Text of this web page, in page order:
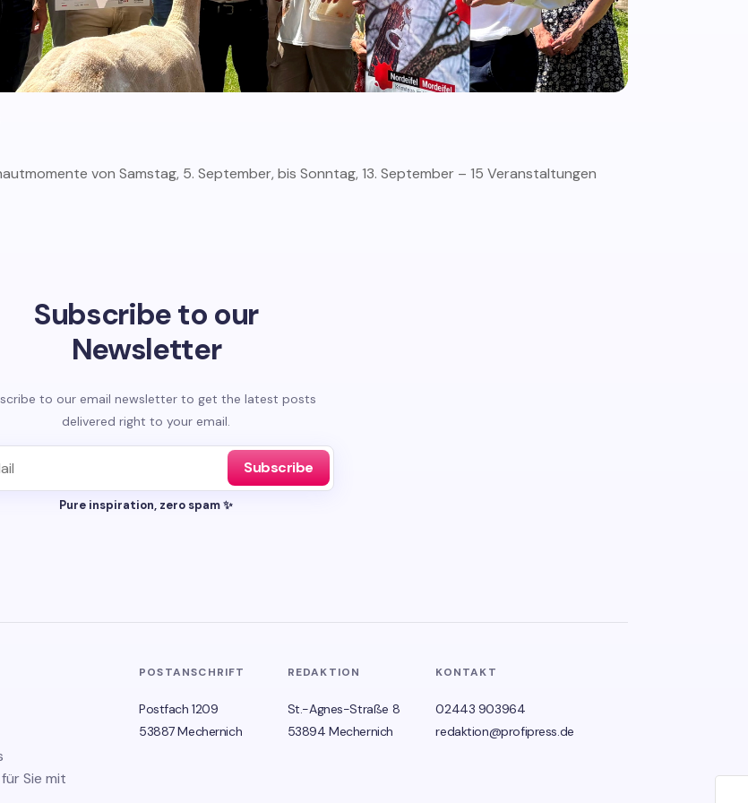
von Samstag, 5. September, bis Sonntag, 13. September – 15 Veranstaltungen
Subscribe to our
Newsletter
to our email newsletter to get the latest posts
delivered right to your email.
Subscribe
Pure inspiration, zero spam ✨
Sie mit
POSTANSCHRIFT
Postfach 1209
53887 Mechernich
REDAKTION
St.-Agnes-Straße 8
53894 Mechernich
KONTAKT
02443 903964
redaktion@profipress.de